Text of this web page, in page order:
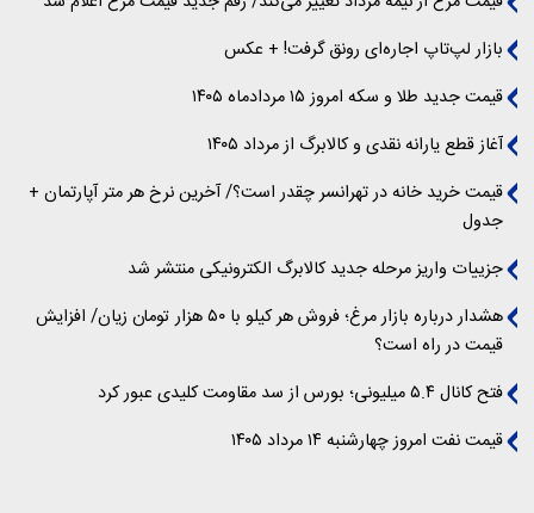
بازار لپ‌تاپ اجاره‌ای رونق گرفت! + عکس
قیمت جدید طلا و سکه امروز ۱۵ مردادماه ۱۴۰۵
آغاز قطع یارانه نقدی و کالابرگ از مرداد ۱۴۰۵
قیمت خرید خانه در تهرانسر چقدر است؟/ آخرین نرخ هر متر آپارتمان +
جدول
جزییات واریز مرحله جدید کالابرگ الکترونیکی منتشر شد
هشدار درباره بازار مرغ؛ فروش هر کیلو با ۵۰ هزار تومان زیان/ افزایش
قیمت در راه است؟
فتح کانال ۵.۴ میلیونی؛ بورس از سد مقاومت کلیدی عبور کرد
قیمت نفت امروز چهارشنبه ۱۴ مرداد ۱۴۰۵